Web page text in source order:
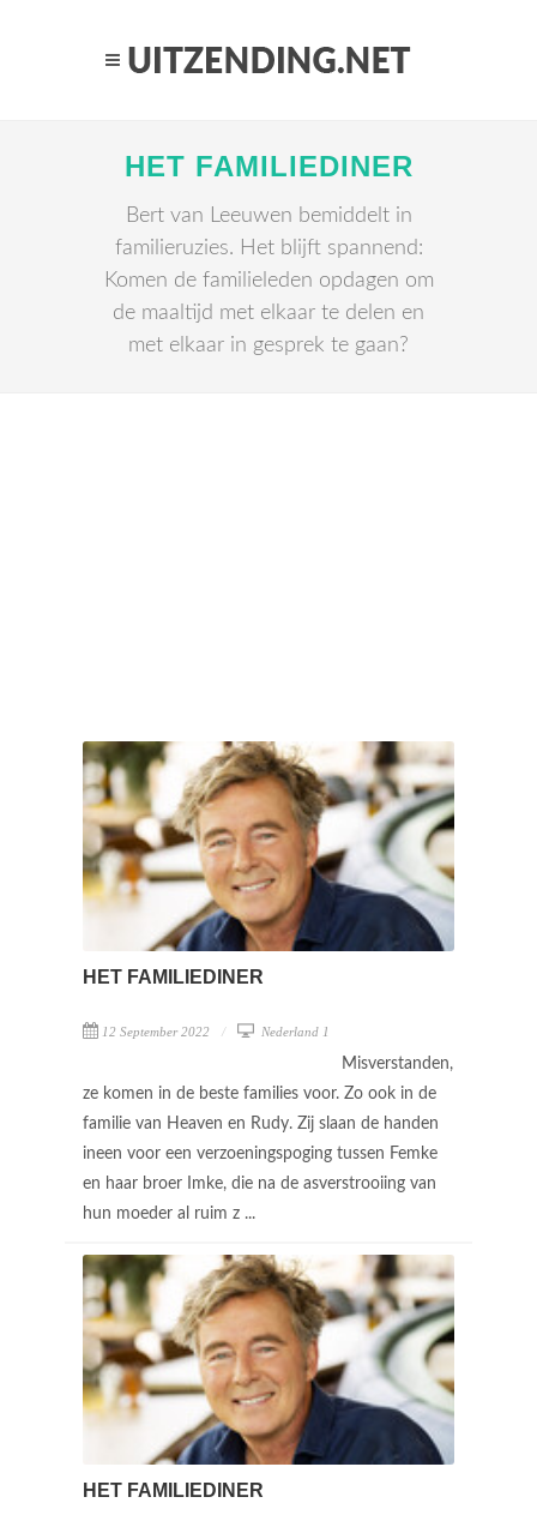
HET FAMILIEDINER
Bert van Leeuwen bemiddelt in
familieruzies. Het blijft spannend:
Komen de familieleden opdagen om
de maaltijd met elkaar te delen en
met elkaar in gesprek te gaan?
HET FAMILIEDINER
12 September 2022 Nederland 1
Misverstanden,
ze komen in de beste families voor. Zo ook in de
familie van Heaven en Rudy. Zij slaan de handen
ineen voor een verzoeningspoging tussen Femke
en haar broer Imke, die na de asverstrooiing van
hun moeder al ruim z ...
HET FAMILIEDINER